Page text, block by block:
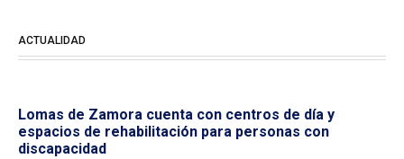
ACTUALIDAD
Lomas de Zamora cuenta con centros de día y
espacios de rehabilitación para personas con
discapacidad